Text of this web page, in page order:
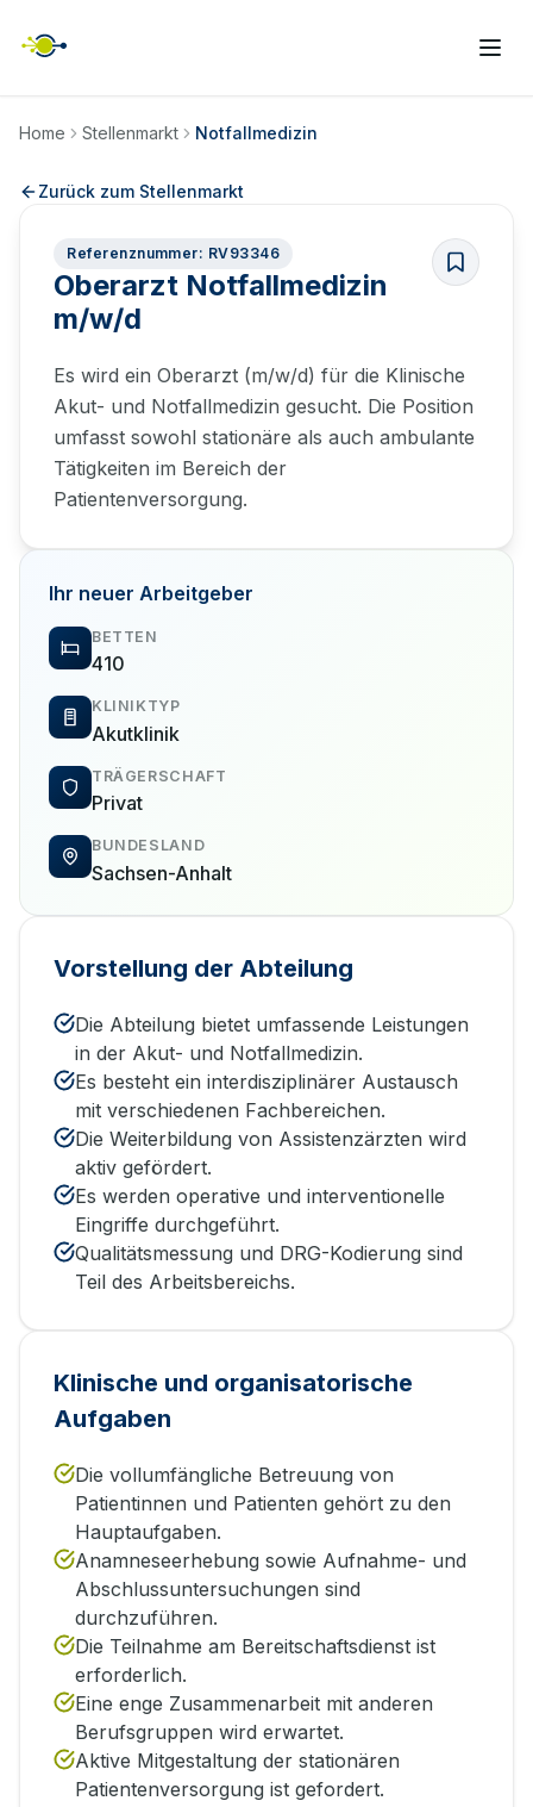
Home Stellenmarkt Notfallmedizin
Zurück zum Stellenmarkt
Referenznummer: RV93346
Oberarzt Notfallmedizin
m/w/d
Es wird ein Oberarzt (m/w/d) für die Klinische
Akut- und Notfallmedizin gesucht. Die Position
umfasst sowohl stationäre als auch ambulante
Tätigkeiten im Bereich der
Patientenversorgung.
Ihr neuer Arbeitgeber
BETTEN
410
KLINIKTYP
Akutklinik
TRÄGERSCHAFT
Privat
BUNDESLAND
Sachsen-Anhalt
Vorstellung der Abteilung
Die Abteilung bietet umfassende Leistungen
in der Akut- und Notfallmedizin.
Es besteht ein interdisziplinärer Austausch
mit verschiedenen Fachbereichen.
Die Weiterbildung von Assistenzärzten wird
aktiv gefördert.
Es werden operative und interventionelle
Eingriffe durchgeführt.
Qualitätsmessung und DRG-Kodierung sind
Teil des Arbeitsbereichs.
Klinische und organisatorische
Aufgaben
Die vollumfängliche Betreuung von
Patientinnen und Patienten gehört zu den
Hauptaufgaben.
Anamneseerhebung sowie Aufnahme- und
Abschlussuntersuchungen sind
durchzuführen.
Die Teilnahme am Bereitschaftsdienst ist
erforderlich.
Eine enge Zusammenarbeit mit anderen
Berufsgruppen wird erwartet.
Aktive Mitgestaltung der stationären
Patientenversorgung ist gefordert.